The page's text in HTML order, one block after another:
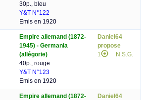
30p., bleu
Y&T N°122
Emis en 1920
Empire allemand (1872-
1945) - Germania
(allégorie)
40p., rouge
Y&T N°123
Emis en 1920
Daniel64
propose
1
N.S.G.
Empire allemand (1872-
Daniel64